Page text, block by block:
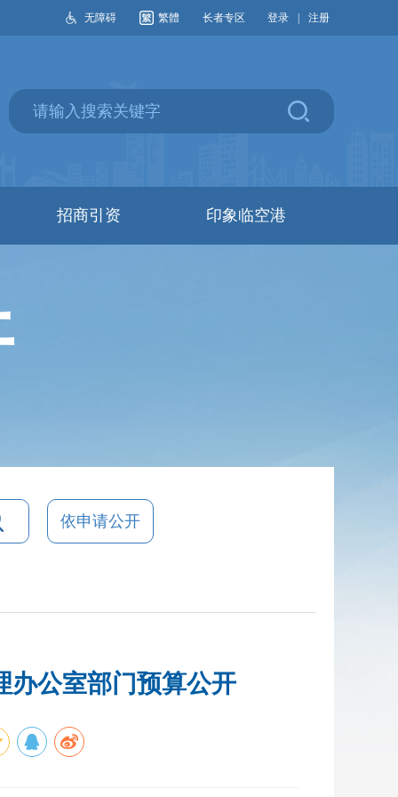
无障碍 繁體 长者专区 登录 注册
招商引资 印象临空港
依申请公开
办公室部门预算公开